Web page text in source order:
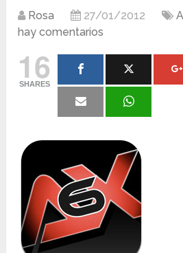
Rosa 27/01/2012
hay comentarios
16
SHARES